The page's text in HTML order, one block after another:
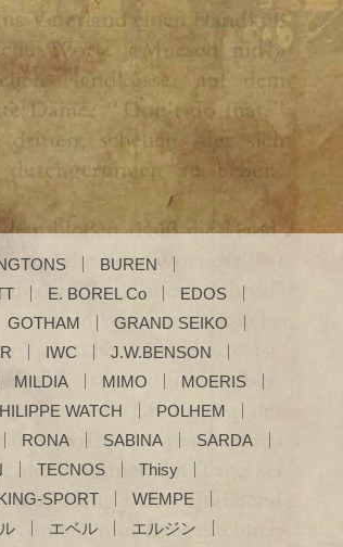
BUREN
E. BOREL Co
EDOS
GOTHAM
GRAND SEIKO
IWC
J.W.BENSON
MILDIA MIMO
MOERIS
WATCH
POLHEM
RONA SABINA
SARDA
TECNOS
Thisy
SPORT
WEMPE
エベル
エルジン